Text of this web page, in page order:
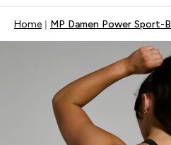
Home MP Damen Power Sport-